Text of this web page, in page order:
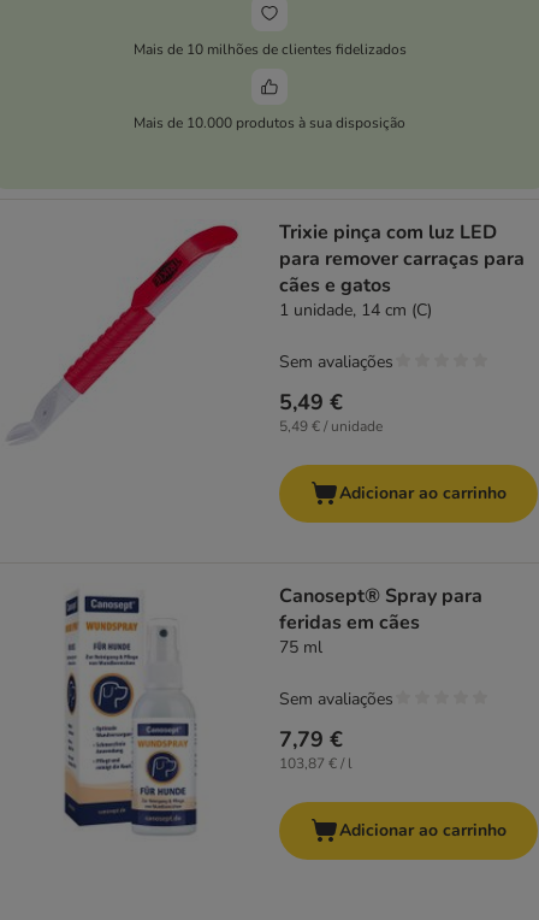
Mais de 10 milhões de clientes fidelizados
Mais de 10.000 produtos à sua disposição
Trixie pinça com luz LED
para remover carraças para
cães e gatos
1 unidade, 14 cm (C)
5,49 €
5,49 € / unidade
Sem avaliações
Adicionar ao carrinho
Canosept® Spray para
feridas em cães
75 ml
7,79 €
103,87 € / l
Sem avaliações
Adicionar ao carrinho